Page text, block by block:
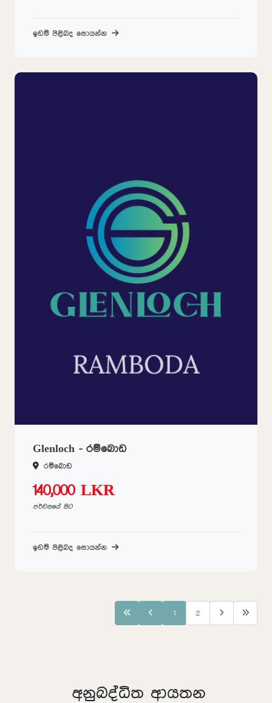
ඉඩම් පිළිබද සොයන්න
Glenloch - රම්බොඩ
රම්බොඩ
140,000 LKR
පර්චසයේ සිට
ඉඩම් පිළිබද සොයන්න
1 2
අනුබද්ධිත ආයතන